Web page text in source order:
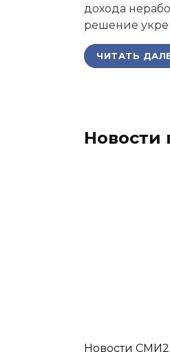
дохода
решение
ЧИТАТЬ
Новости
Новости СМИ2